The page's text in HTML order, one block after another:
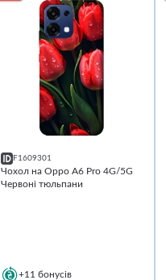
F1609301
Чохол на Oppo A6 Pro 4G/5G
Червоні тюльпани
+11 бонусів